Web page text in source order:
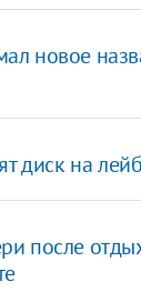
новое
диск на
после